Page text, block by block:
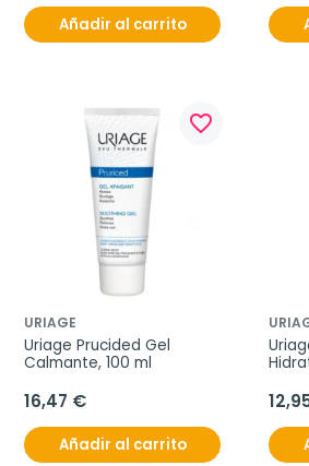
Añadir al carrito
favorite_border
URIAGE
Uriage Prucided Gel
Calmante, 100 ml
16,47 €
Añadir al carrito